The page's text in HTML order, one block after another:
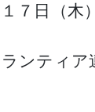
７日（木
ンティア